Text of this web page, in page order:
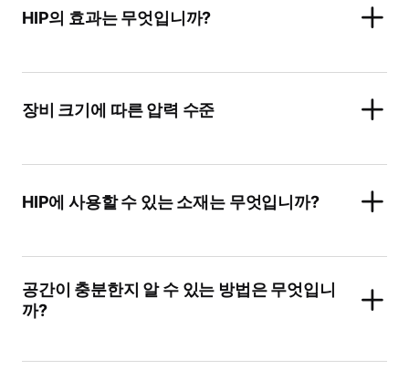
HIP의 효과는 무엇입니까?
장비 크기에 따른 압력 수준
HIP에 사용할 수 있는 소재는 무엇입니까?
공간이 충분한지 알 수 있는 방법은 무엇입니
까?